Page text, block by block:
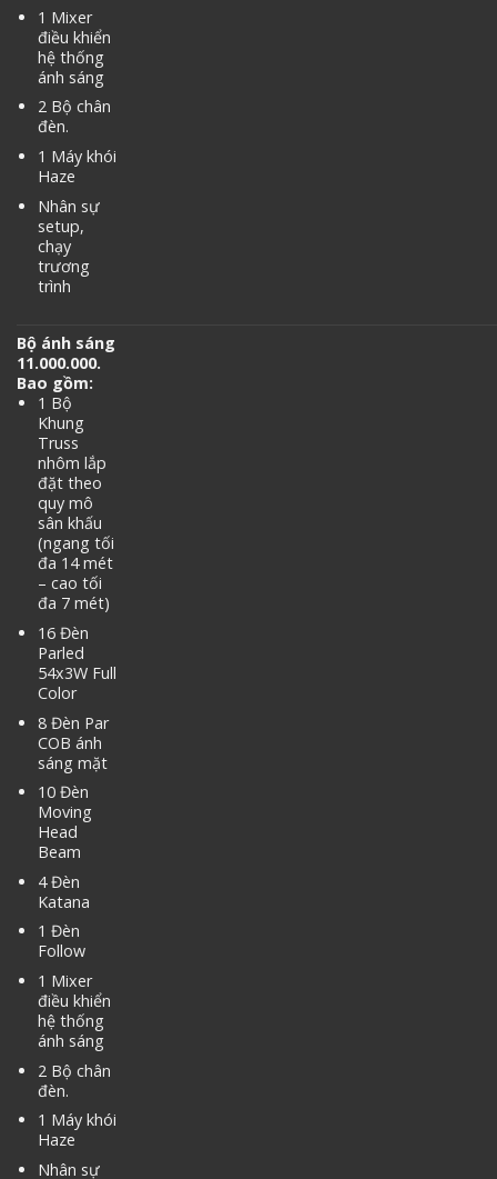
1 Mixer
điều khiển
hệ thống
ánh sáng
2 Bộ chân
đèn.
1 Máy khói
Haze
Nhân sự
setup,
chạy
trương
trình
Bộ ánh sáng
11.000.000.
Bao gồm:
1 Bộ
Khung
Truss
nhôm lắp
đặt theo
quy mô
sân khấu
(ngang tối
đa 14 mét
– cao tối
đa 7 mét)
16 Đèn
Parled
54x3W Full
Color
8 Đèn Par
COB ánh
sáng mặt
10 Đèn
Moving
Head
Beam
4 Đèn
Katana
1 Đèn
Follow
1 Mixer
điều khiển
hệ thống
ánh sáng
2 Bộ chân
đèn.
1 Máy khói
Haze
Nhân sự